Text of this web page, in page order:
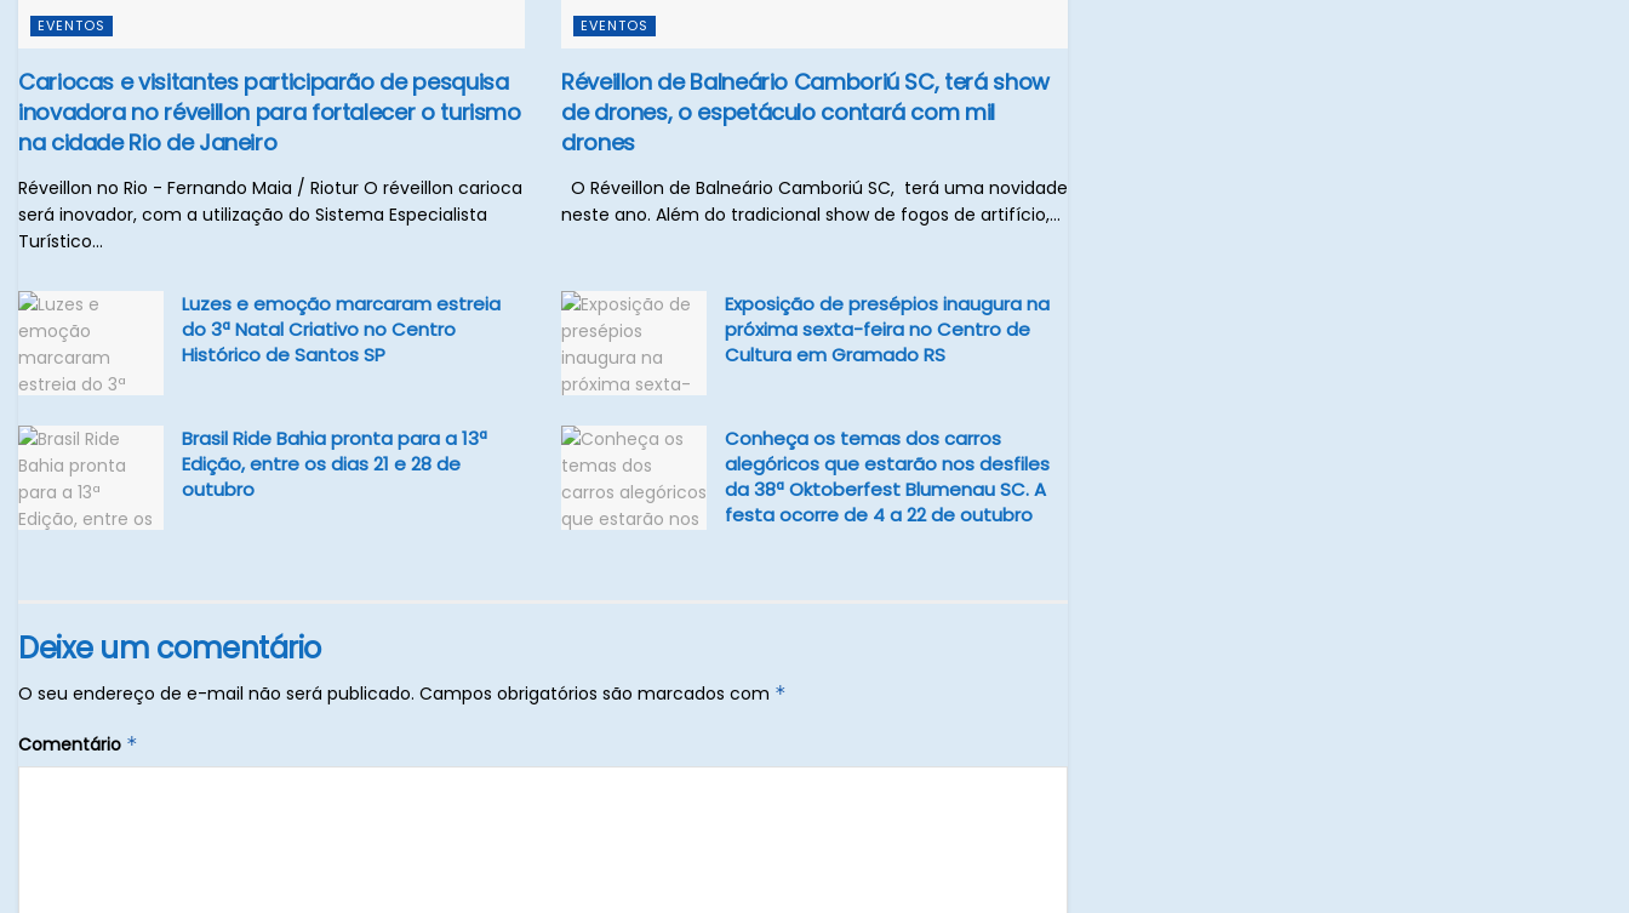
EVENTOS
Cariocas e visitantes participarão de pesquisa
inovadora no réveillon para fortalecer o turismo
na cidade Rio de Janeiro
Réveillon no Rio - Fernando Maia / Riotur O réveillon carioca
será inovador, com a utilização do Sistema Especialista
Turístico...
EVENTOS
Réveillon de Balneário Camboriú SC, terá show
de drones, o espetáculo contará com mil
drones
O Réveillon de Balneário Camboriú SC, terá uma novidade
neste ano. Além do tradicional show de fogos de artifício,...
Luzes e emoção marcaram estreia
do 3ª Natal Criativo no Centro
Histórico de Santos SP
Exposição de presépios inaugura na
próxima sexta-feira no Centro de
Cultura em Gramado RS
Brasil Ride Bahia pronta para a 13ª
Edição, entre os dias 21 e 28 de
outubro
Conheça os temas dos carros
alegóricos que estarão nos desfiles
da 38ª Oktoberfest Blumenau SC. A
festa ocorre de 4 a 22 de outubro
Deixe um comentário
O seu endereço de e-mail não será publicado. Campos obrigatórios são marcados com *
Comentário *